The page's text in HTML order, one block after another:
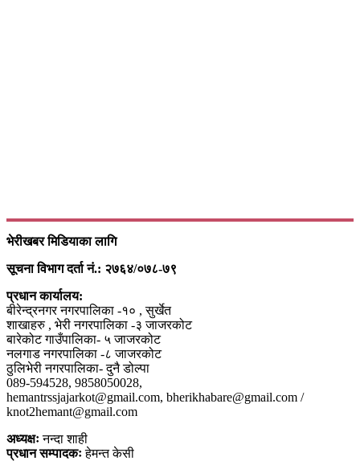
भेरीखबर मिडियाका लागि
सूचना विभाग दर्ता नं.: २७६४/०७८-७९
प्रधान कार्यालय:
बीरेन्द्रनगर नगरपालिका -१० , सुर्खेत
शाखाहरु , भेरी नगरपालिका -३ जाजरकोट
बारेकोट गाउँपालिका- ५ जाजरकोट
नलगाड नगरपालिका -८ जाजरकोट
ठुलिभेरी नगरपालिका- दुनै डोल्पा
089-594528, 9858050028,
hemantrssjajarkot@gmail.com, bherikhabare@gmail.com /
knot2hemant@gmail.com
अध्यक्षःनन्दा शाही
प्रधान सम्पादकःहेमन्त केसी